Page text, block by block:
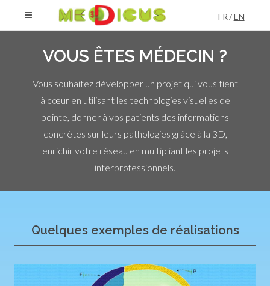
FR EN
VOUS ÊTES MÉDECIN ?
Vous souhaitez développer un projet qui vous tient
à cœur en utilisant les technologies visuelles de
pointe, donner à vos patients des informations
concrètes sur leurs pathologies grâce à la 3D,
enrichir votre réseau en multipliant les projets
interprofessionnels.
Quelques exemples de réalisations